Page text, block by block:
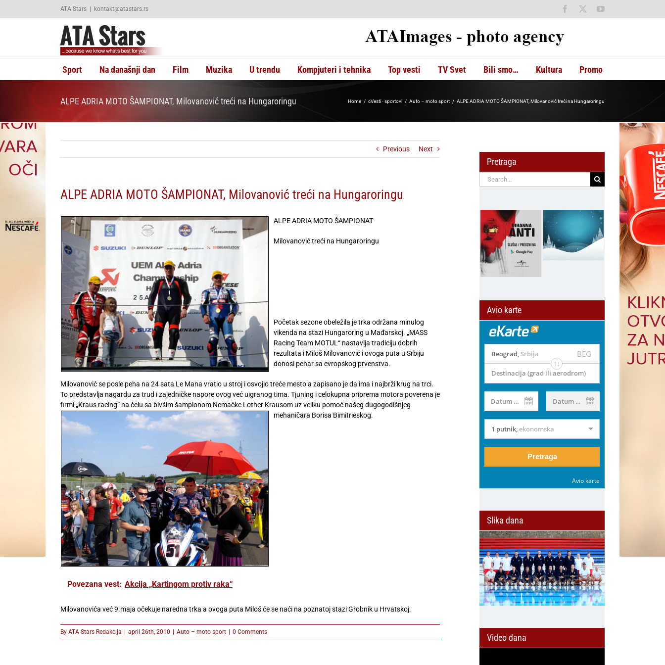
ATA Stars | kontakt@atastars.rs Facebook YouTube
Sport Na današnji dan Film Muzika U trendu Kompjuteri i tehnika Top vesti TV Svet Bili smo… Kultura Promo
ALPE ADRIA MOTO ŠAMPIONAT, Milovanović treći na Hungaroringu Home cVesti - sportovi Auto – moto sport ALPE ADRIA MOTO ŠAMPIONAT, Milovanović treći na Hungaroringu
Previous Next
ALPE ADRIA MOTO ŠAMPIONAT, Milovanović treći na Hungaroringu
ALPE ADRIA MOTO ŠAMPIONAT
Milovanović treći na Hungaroringu
Početak sezone obeležila je trka održana minulog
vikenda na stazi Hungaroring u Mađarskoj. „MASS
Racing Team MOTUL“ nastavlja tradiciju dobrih
rezultata i Miloš Milovanović i ovoga puta u Srbiju
donosi pehar sa evropskog prvenstva.
Milovanović se posle peha na 24 sata Le Mana vratio u stroj i osvojio treće mesto a zapisano je da ima i najbrži krug na trci.
To predstavlja nagardu za trud i zajedničke napore ovog već uigranog tima. Tjuning i celokupna priprema motora poverena je
firmi „Kraus racing“ na čelu sa bivšim šampionom Nemačke Lother Krausom uz veliku pomoć našeg dugogodišnjeg
mehaničara Borisa Bimitrieskog.
Povezana vest: Akcija „Kartingom protiv raka“
Milovanovića već 9.maja očekuje naredna trka a ovoga puta Miloš će se naći na poznatoj stazi Grobnik u Hrvatskoj.
By ATA Stars Redakcija april 26th, 2010 Auto – moto sport 0 Comments
Pretraga
Search
for:
Avio karte
Beograd, Srbija BEG
Destinacija (grad ili aerodrom)
Datum od Datum do
1 putnik,ekonomska
Pretraga
Avio karte
Slika dana
Video dana